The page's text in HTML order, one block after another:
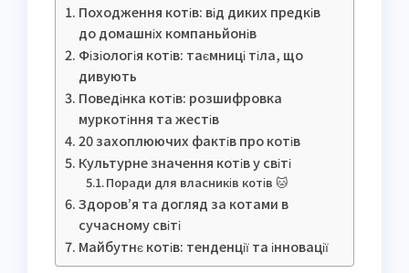
Походження котів: від диких предків
до домашніх компаньйонів
Фізіологія котів: таємниці тіла, що
дивують
Поведінка котів: розшифровка
муркотіння та жестів
20 захоплюючих фактів про котів
Культурне значення котів у світі
Поради для власників котів 🐱
Здоров’я та догляд за котами в
сучасному світі
Майбутнє котів: тенденції та інновації